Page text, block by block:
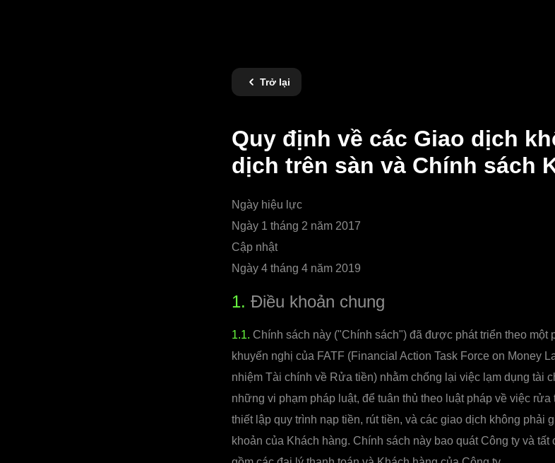
Trở lại
Quy định về các Giao dịch
dịch trên sàn và Chính sách
Ngày hiệu lực
Ngày 1 tháng 2 năm 2017
Cập nhật
Ngày 4 tháng 4 năm 2019
1. Điều khoản chung
1.1. Chính sách này ("Chính sách") đã được phát triển theo một
khuyến nghị của FATF (Financial Action Task Force on Money
nhiệm Tài chính về Rửa tiền) nhằm chống lại việc lạm dụng tài
những vi phạm pháp luật, để tuân thủ theo luật pháp về việc
thiết lập quy trình nạp tiền, rút tiền, và các giao dịch không phải
khoản của Khách hàng. Chính sách này bao quát Công ty và tất